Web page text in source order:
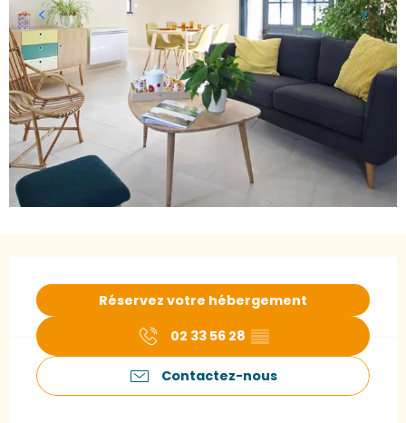
Réservez votre hébergement
02 33 56 28 ▒▒
Contactez-nous